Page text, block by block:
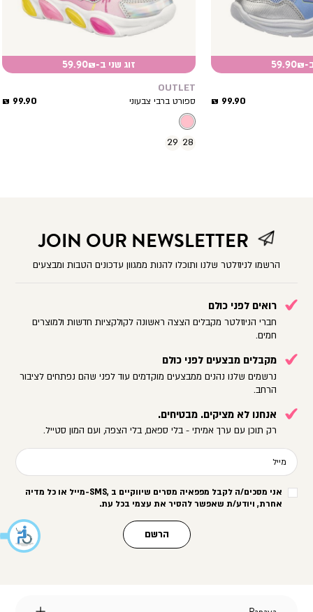
מחיר
99.90 ₪
זוג שני ב-59.90₪
OUTLET
ספורט ברבי צבעוני
מחיר
99.90 ₪
28
29
JOIN OUR NEWSLETTER
הרשמו לניוזלטר שלנו ותוכלו להנות ממגוון עדכונים הטבות ומבצעים
רואים לפני כולם
חברי הניוזלטר מקבלים הצצה ראשונה לקולקציות חדשות ולמוצרים
חמים.
מקבלים מבצעים לפני כולם
נרשמים שלנו נהנים ממבצעים מוקדמים עוד לפני שהם נפתחים לציבור
הרחב.
אנחנו לא מציקים. מבטיחים.
רק תוכן עם ערך אמיתי - בלי ספאם, בלי הצפה, ועם המון סטייל.
מייל
אני מסכים/ה לקבל מפפאיה מסרים שיווקיים ב -SMS,מייל או כל מדיה
אחרת, ויודע/ת שאפשר להסיר את עצמי בכל עת.
הרשם